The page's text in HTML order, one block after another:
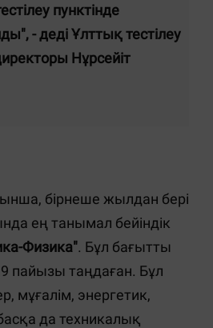
пунктінде
- деді Ұлттық тестілеу
Нұрсейіт
бірнеше жылдан бері
ең танымал бейіндік
Физика". Бұл бағытты
пайызы таңдаған. Бұл
мұғалім, энергетик,
да техникалық